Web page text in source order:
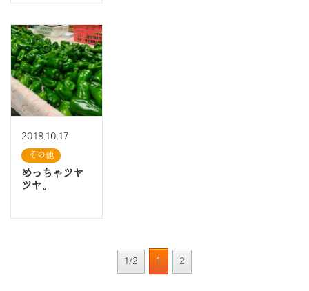
2018.10.17
その他
めっちゃツヤ
ツヤ。
1/2 1 2